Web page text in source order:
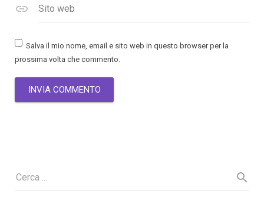
Sito web
Salva il mio nome, email e sito web in questo browser per la
prossima volta che commento.